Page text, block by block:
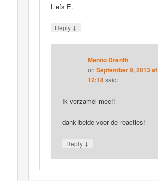
Liefs E.
Reply ↓
Menno Drenth
on September 9, 2013 at
12:18 said:
Ik verzamel mee!!
dank beide voor de reacties!
Reply ↓